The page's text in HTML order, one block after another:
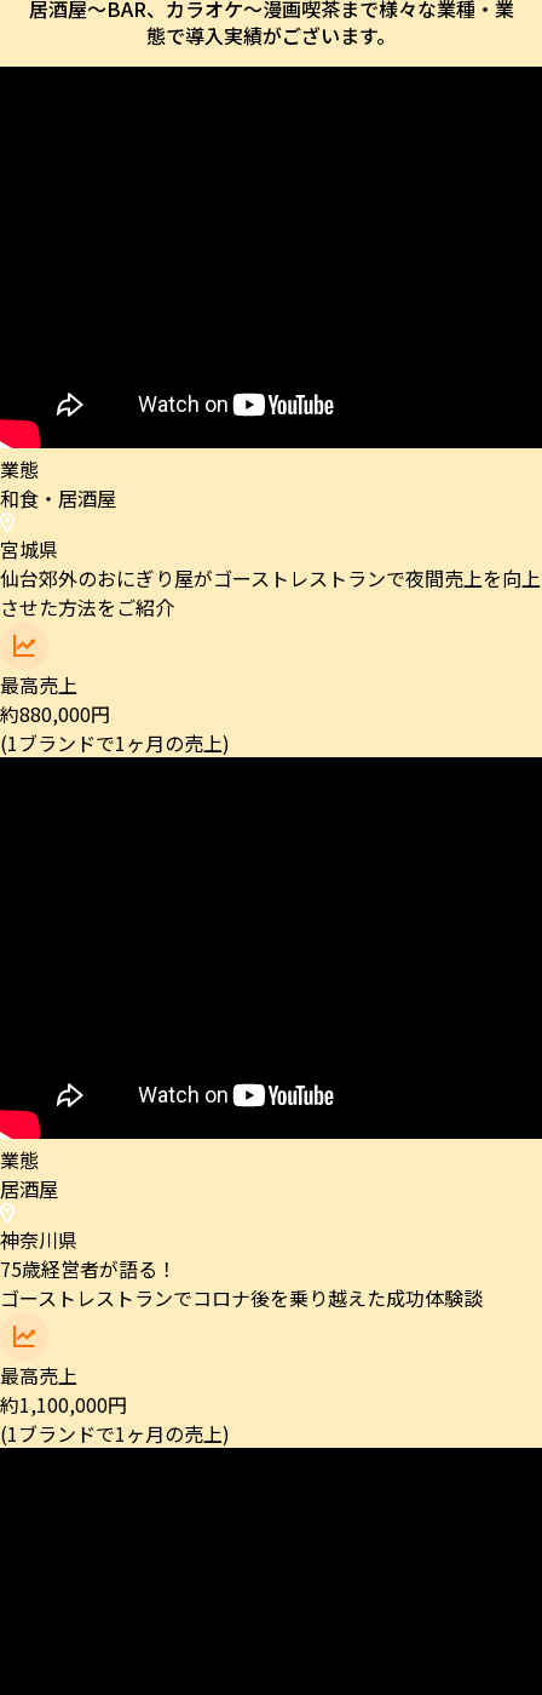
居酒屋〜BAR、カラオケ〜漫画喫茶まで様々な業種・業
態で導入実績がございます。
業態
和食・居酒屋
宮城県
仙台郊外のおにぎり屋がゴーストレストランで夜間売上を向上
させた方法をご紹介
最高売上
約880,000円
(1ブランドで1ヶ月の売上)
業態
居酒屋
神奈川県
75歳経営者が語る！
ゴーストレストランでコロナ後を乗り越えた成功体験談
最高売上
約1,100,000円
(1ブランドで1ヶ月の売上)